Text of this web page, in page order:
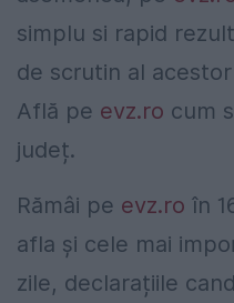
simplu si rapid
de scrutin al
Află pe evz.ro cum
județ.
Rămâi pe evz.ro în
afla și cele mai
zile, declarațiile